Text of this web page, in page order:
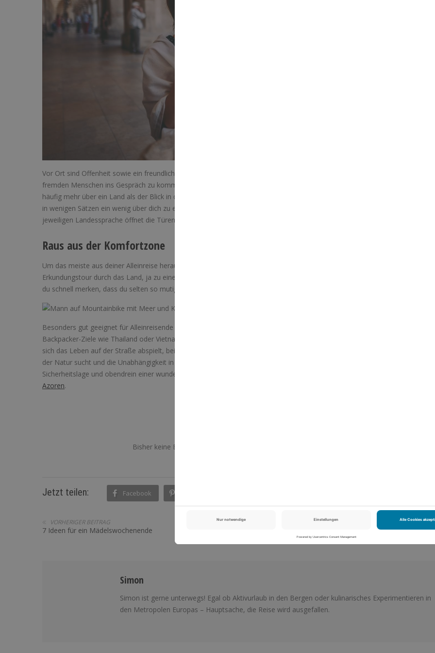
Vor Ort sind Offenheit sowie ein freundliches Lächeln das beste Rezept, um eine andere Kultur zu begreifen und schnell mit
fremden Menschen ins Gespräch zu kommen. Setz dich einfach an einen öffentlichen Platz und beobachte – das verrät dir
häufig mehr über ein Land als der Blick in den Reiseführer. Beim ersten Small Talk kann es hilfreich sein, dem Gegenüber kurz
in wenigen Sätzen ein wenig über dich zu erzählen, um das Gespräch am Laufen zu halten. Tipp: Eine Begrüßung in der
jeweiligen Landessprache öffnet die Türen in die neue Welt gleich ein Stückchen weiter.
Raus aus der Komfortzone
Um das meiste aus deiner Alleinreise herauszuholen, gewöhne dir außerdem das Wort Ja an: Ja zu einer spontanen
Erkundungstour durch das Land, ja zu einer Runde Schnorcheln und Ja zu einer
du schnell merken, dass du selten so mutig warst – denn niemand ist da, der deine Euphorie bremst oder Zweifel sät.
Besonders gut geeignet für Alleinreisende sind Orte, an denen man viele Gleichgesinnte trifft: Hostels und typische
Backpacker-Ziele wie Thailand oder Vietnam. Ideal, um schnell neue Leute kennenzulernen sind auch quirlige Städte, in denen
sich das Leben auf der Straße abspielt, beispielsweise Bangkok, Sevilla, Lissabon oder Paris. Wer hingegen die Einsamkeit in
der Natur sucht und die Unabhängigkeit in vollen Zügen genießen will, ist mit Ländern gut beraten, die durch eine sehr gute
Sicherheitslage und obendrein einer wunderschönen Landschaft punkten, beispielsweise Neuseeland, Australien oder die
Azoren.
Bisher keine Bewertungen! Sei der Erste, der diesen Beitrag bewertet.
Jetzt teilen: Facebook
NÄCHSTER BEITRAG
Sehenswerte Städte in Deutschland –
VORHERIGER BEITRAG
7 Ideen für ein Mädelswochenende
Simon
Simon ist gerne unterwegs! Egal ob Aktivurlaub in den Bergen oder kulinarisches Experimentieren in
den Metropolen Europas – Hauptsache, die Reise wird ausgefallen.